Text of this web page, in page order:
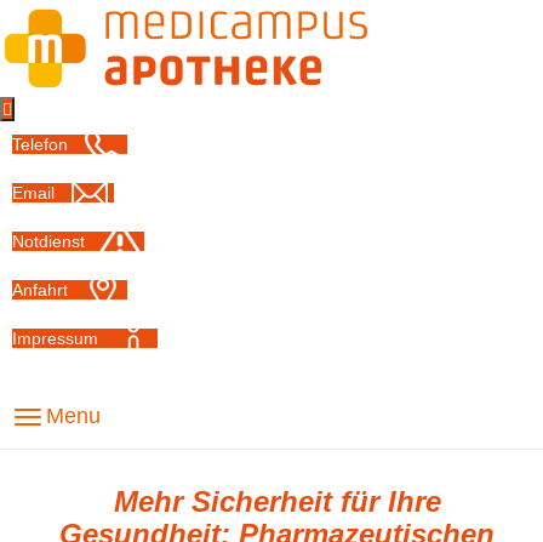

Telefon
Email
Notdienst
Anfahrt
Impressum
Menu
Mehr Sicherheit für Ihre
Gesundheit: Pharmazeutischen